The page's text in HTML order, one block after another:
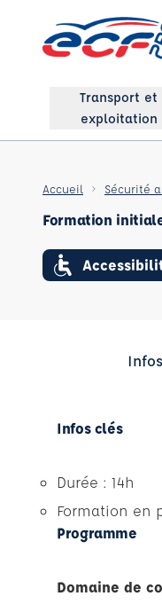
Transport et
exploitation
Accueil Sécurité
Formation
Infos clés
Durée : 14h
Formation en
Programme
Domaine de